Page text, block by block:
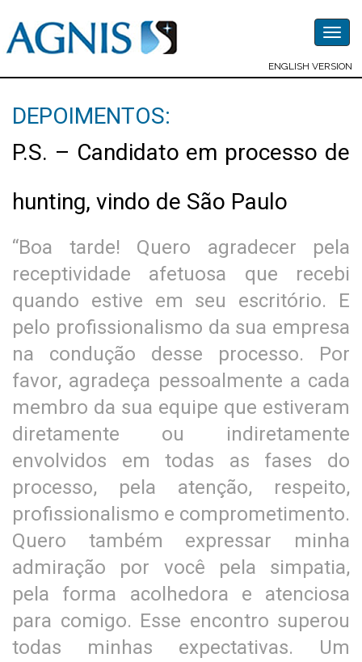
ENGLISH VERSION
DEPOIMENTOS:
P.S. – Candidato em processo de
hunting, vindo de São Paulo
“Boa tarde! Quero agradecer pela
receptividade afetuosa que recebi
quando estive em seu escritório. E
pelo profissionalismo da sua empresa
na condução desse processo. Por
favor, agradeça pessoalmente a cada
membro da sua equipe que estiveram
diretamente ou indiretamente
envolvidos em todas as fases do
processo, pela atenção, respeito,
profissionalismo e comprometimento.
Quero também expressar minha
admiração por você pela simpatia,
pela forma acolhedora e atenciosa
para comigo. Esse encontro superou
todas minhas expectativas. Um